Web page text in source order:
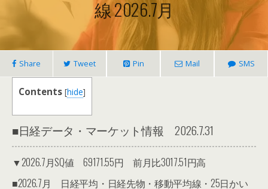
線 2026.7月
Share Tweet Pin Mail SMS
Contents [hide]
■日経データ・マーケット情報 2026.7.31
▼2026.7月SQ値 69171.55円 前月比3017.51円高
■2026.7月 日経平均・日経先物・移動平均線・25日かい